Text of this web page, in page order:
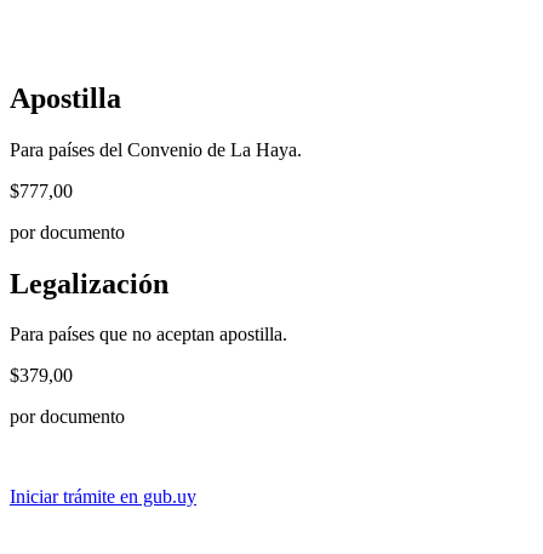
Apostilla
Para países del Convenio de La Haya.
$777,00
por documento
Legalización
Para países que no aceptan apostilla.
$379,00
por documento
Iniciar trámite en gub.uy